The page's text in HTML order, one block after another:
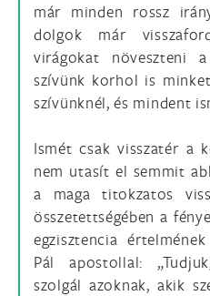
már minden rossz
dolgok már
virágokat növeszteni
szívünk korhol is
szívünknél, és mindent
Ismét csak visszatér a
nem utasít el semmit
a maga titokzatos
összetettségében a
egzisztencia
Pál apostollal:
szolgál azoknak, akik